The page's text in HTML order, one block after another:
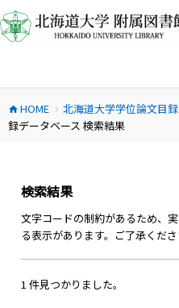
ン
テ
ス
キ
home HOME chevron_right 北海道大学学位論文目
録データベース 検索結果
検索結果
文字コードの制約があるため、
る表示があります。ご了承くださ
1 件見つかりました。